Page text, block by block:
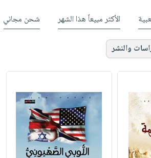
الأكثر مبيعاً هذا الشهر شحن مجاني
والنشر